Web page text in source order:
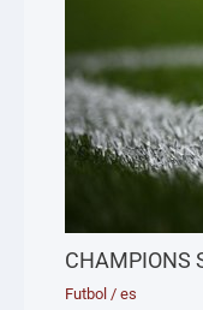
CHAMPIONS
Futbol /es